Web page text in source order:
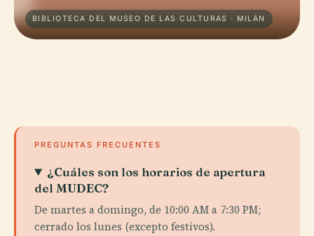
BIBLIOTECA DEL MUSEO DE LAS CULTURAS · MILÁN
PREGUNTAS FRECUENTES
¿Cuáles son los horarios de apertura
del MUDEC?
De martes a domingo, de 10:00 AM a 7:30 PM;
cerrado los lunes (excepto festivos).